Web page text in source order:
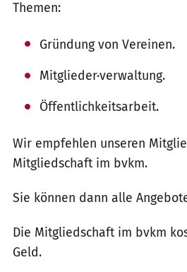
Themen:
Gründung von Vereinen.
Mitglieder·verwaltung.
Öffentlichkeitsarbeit.
Wir empfehlen unseren
Mitgliedschaft im bvkm.
Sie können dann alle
Die Mitgliedschaft im bvkm
Geld.